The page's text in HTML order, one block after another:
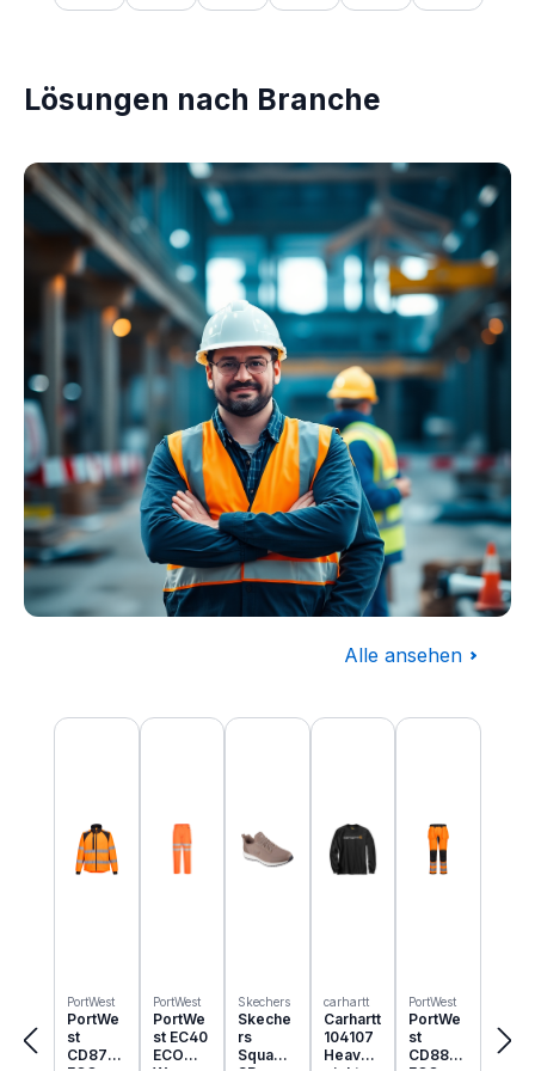
Lösungen nach Branche
Alle ansehen
Produktgalerie überspringen
PortWest
PortWe
st
CD875
PortWest
PortWe
st EC40
ECO
Skechers
Skeche
rs
Squad
carhartt
Carhartt
104107
Heavyw
PortWest
PortWe
st
CD889